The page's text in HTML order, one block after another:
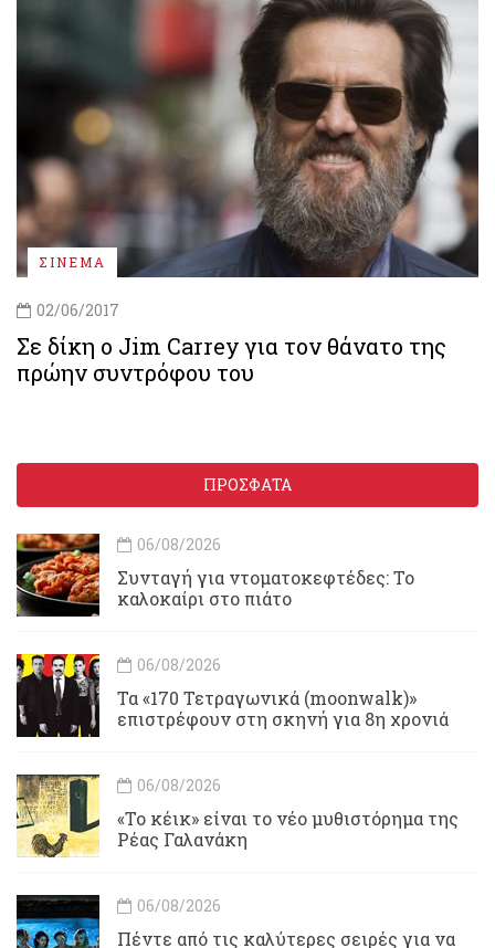
ΣΙΝΕΜΑ
02/06/2017
Σε δίκη ο Jim Carrey για τον θάνατο της
πρώην συντρόφου του
ΠΡΟΣΦΑΤΑ
06/08/2026
Συνταγή για ντοματοκεφτέδες: Το
καλοκαίρι στο πιάτο
06/08/2026
Τα «170 Τετραγωνικά (moonwalk)»
επιστρέφουν στη σκηνή για 8η χρονιά
06/08/2026
«Το κέικ» είναι το νέο μυθιστόρημα της
Ρέας Γαλανάκη
06/08/2026
Πέντε από τις καλύτερες σειρές για να